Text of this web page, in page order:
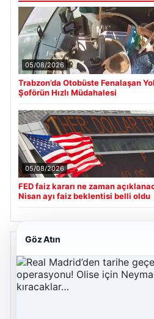
05/08/2026
Trabzon’da Otobüste Fenalaşan
Şoförün Hızlı Müdahalesi
05/08/2026
FED faiz kararı ne zaman
Nisan ayı faiz beklentisi belli oldu
Son Eklenen Firmalar
Cengiz Sigorta
23/06/2026
Göz Atın